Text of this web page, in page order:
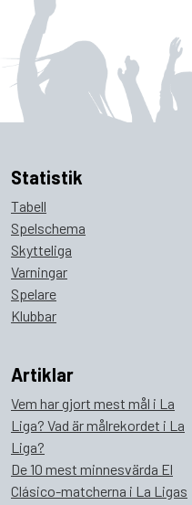
Statistik
Tabell
Spelschema
Skytteliga
Varningar
Spelare
Klubbar
Artiklar
Vem har gjort mest mål i La
Liga? Vad är målrekordet i La
Liga?
De 10 mest minnesvärda El
Clásico-matcherna i La Ligas